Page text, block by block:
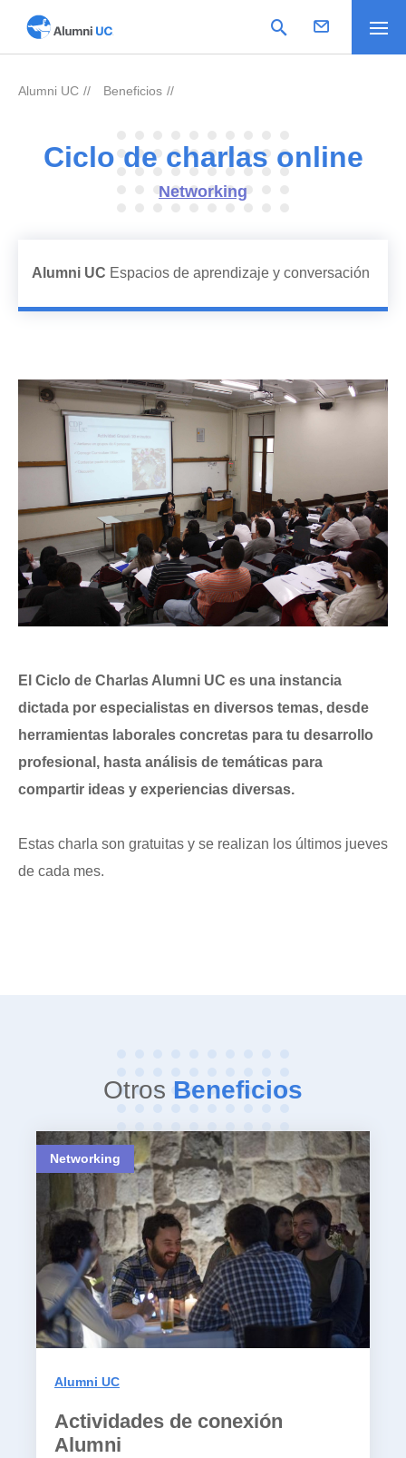
Alumni UC Beneficios
Ciclo de charlas online
Networking
Alumni UC Espacios de aprendizaje y conversación
El Ciclo de Charlas Alumni UC es una instancia
dictada por especialistas en diversos temas, desde
herramientas laborales concretas para tu desarrollo
profesional, hasta análisis de temáticas para
compartir ideas y experiencias diversas.
Estas charla son gratuitas y se realizan los últimos jueves
de cada mes.
Otros Beneficios
Networking
Alumni UC
Actividades de conexión
Alumni